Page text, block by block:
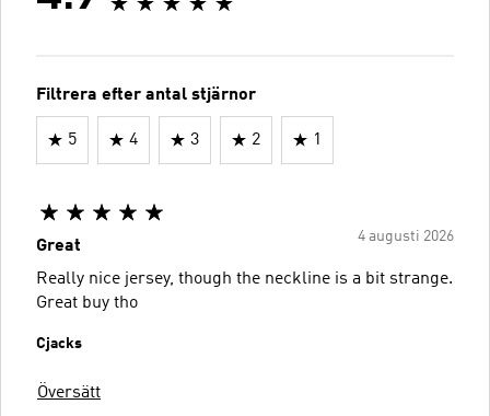
Filtrera efter antal stjärnor
5 4 3 2 1
4 augusti 2026
Great
Really nice jersey, though the neckline is a bit strange.
Great buy tho
Cjacks
Översätt